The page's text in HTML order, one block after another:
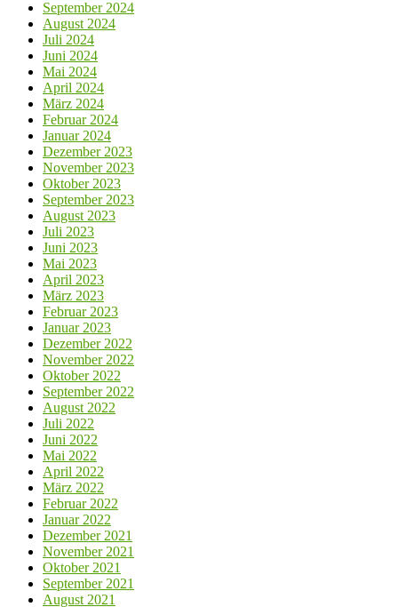
September 2024
August 2024
Juli 2024
Juni 2024
Mai 2024
April 2024
März 2024
Februar 2024
Januar 2024
Dezember 2023
November 2023
Oktober 2023
September 2023
August 2023
Juli 2023
Juni 2023
Mai 2023
April 2023
März 2023
Februar 2023
Januar 2023
Dezember 2022
November 2022
Oktober 2022
September 2022
August 2022
Juli 2022
Juni 2022
Mai 2022
April 2022
März 2022
Februar 2022
Januar 2022
Dezember 2021
November 2021
Oktober 2021
September 2021
August 2021